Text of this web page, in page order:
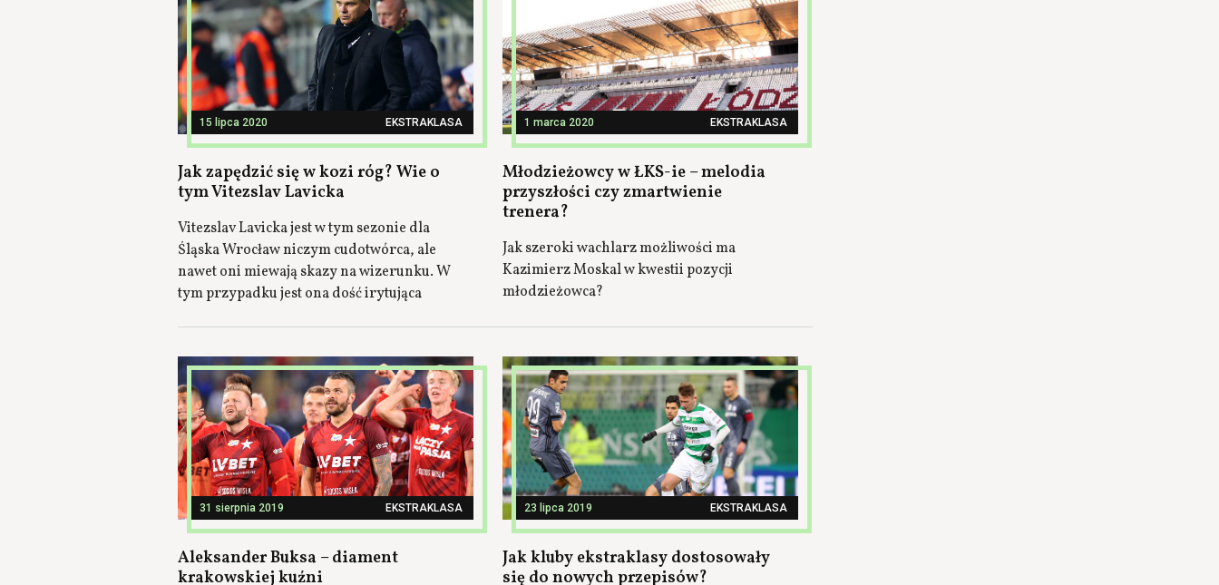
15 lipca 2020 EKSTRAKLASA
Jak zapędzić się w kozi róg? Wie o
tym Vitezslav Lavicka
Vitezslav Lavicka jest w tym sezonie dla
Śląska Wrocław niczym cudotwórca, ale
nawet oni miewają skazy na wizerunku. W
tym przypadku jest ona dość irytująca
1 marca 2020 EKSTRAKLASA
Młodzieżowcy w ŁKS-ie – melodia
przyszłości czy zmartwienie
trenera?
Jak szeroki wachlarz możliwości ma
Kazimierz Moskal w kwestii pozycji
młodzieżowca?
31 sierpnia 2019 EKSTRAKLASA
Aleksander Buksa – diament
krakowskiej kuźni
23 lipca 2019 EKSTRAKLASA
Jak kluby ekstraklasy dostosowały
się do nowych przepisów?